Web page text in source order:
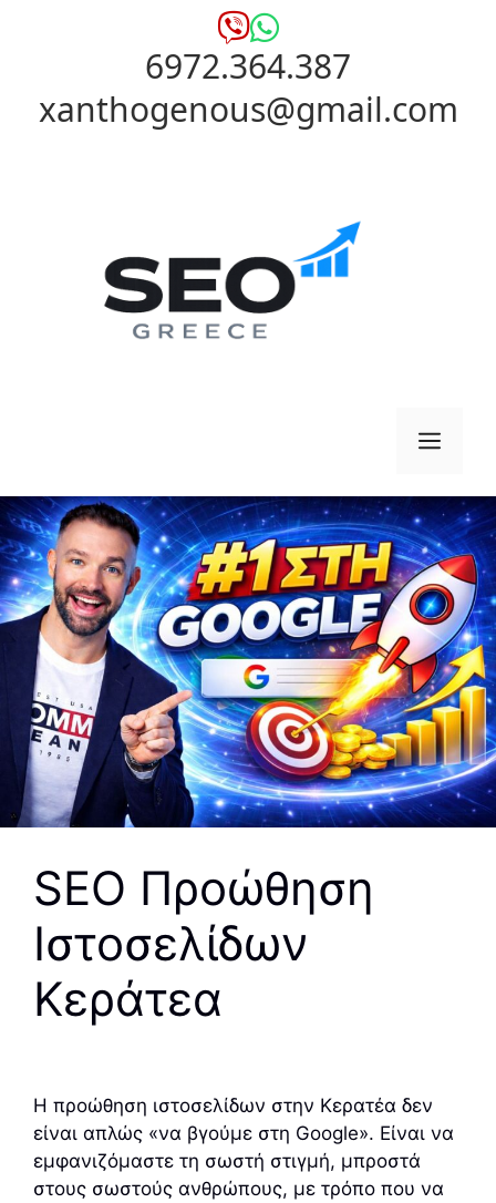
6972.364.387
xanthogenous@gmail.com
SEO Προώθηση
Ιστοσελίδων
Κεράτεα
Η προώθηση ιστοσελίδων στην Κερατέα δεν
είναι απλώς «να βγούμε στη Google». Είναι να
εμφανιζόμαστε τη σωστή στιγμή, μπροστά
στους σωστούς ανθρώπους, με τρόπο που να